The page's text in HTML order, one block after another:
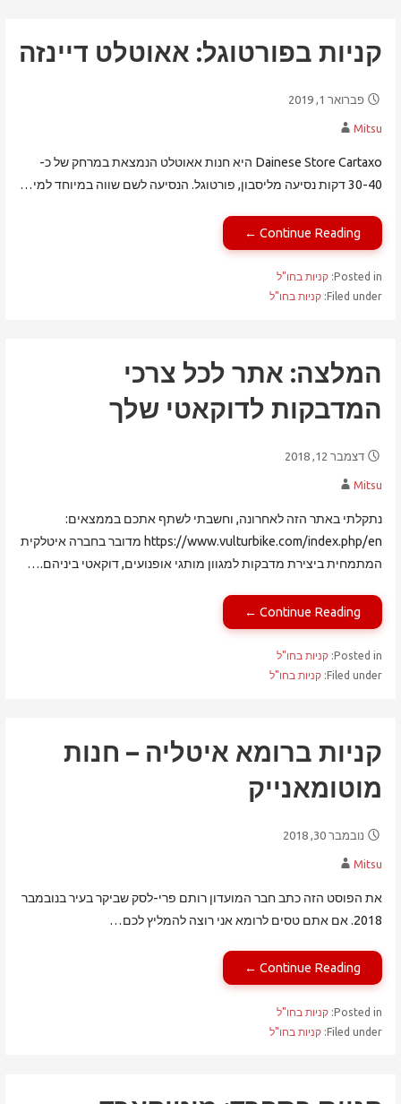
קניות בפורטוגל: אאוטלט דיינזה
פברואר 1, 2019
Mitsu
Dainese Store Cartaxo היא חנות אאוטלט הנמצאת במרחק של כ-
30-40 דקות נסיעה מליסבון, פורטוגל. הנסיעה לשם שווה במיוחד למי…
Continue Reading ←
Posted in:
קניות בחו"ל
Filed under:
קניות בחו"ל
המלצה: אתר לכל צרכי
המדבקות לדוקאטי שלך
דצמבר 12, 2018
Mitsu
נתקלתי באתר הזה לאחרונה, וחשבתי לשתף אתכם בממצאים:
https://www.vulturbike.com/index.php/en מדובר בחברה איטלקית
המתמחית ביצירת מדבקות למגוון מותגי אופנועים, דוקאטי ביניהם.…
Continue Reading ←
Posted in:
קניות בחו"ל
Filed under:
קניות בחו"ל
קניות ברומא איטליה – חנות
מוטומאנייק
נובמבר 30, 2018
Mitsu
את הפוסט הזה כתב חבר המועדון רותם פרי-לסק שביקר בעיר בנובמבר
2018. אם אתם טסים לרומא אני רוצה להמליץ לכם…
Continue Reading ←
Posted in: קניות בחו"ל
Filed under: קניות בחו"ל